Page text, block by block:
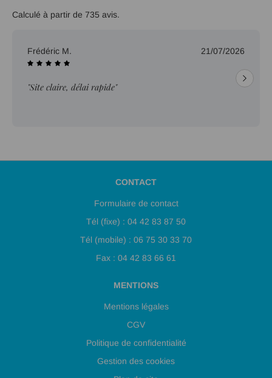
Calculé à partir de 735 avis.
Frédéric M. 21/07/2026
"Site claire, délai rapide"
CONTACT
Formulaire de contact
Tél (fixe) : 04 42 83 87 50
Tél (mobile) : 06 75 30 33 70
Fax : 04 42 83 66 61
MENTIONS
Mentions légales
CGV
Politique de confidentialité
Gestion des cookies